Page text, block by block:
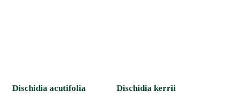
Dischidia acutifolia Dischidia kerrii